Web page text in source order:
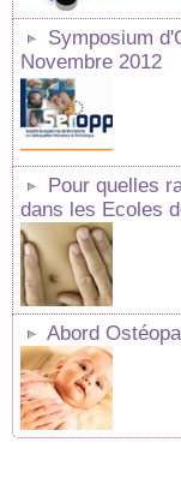
Symposium
Novembre 2012
Pour quelles
dans les Ecoles
Abord